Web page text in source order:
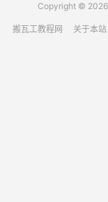
Copyright © 2026
搬瓦工教程网 关于本站|